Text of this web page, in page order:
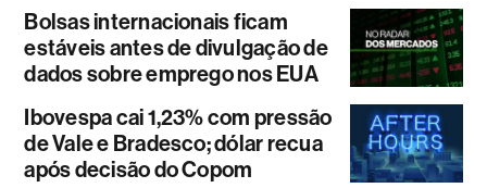
Bolsas internacionais ficam
estáveis antes de divulgação de
dados sobre emprego nos EUA
Ibovespa cai 1,23% com pressão
de Vale e Bradesco; dólar recua
após decisão do Copom